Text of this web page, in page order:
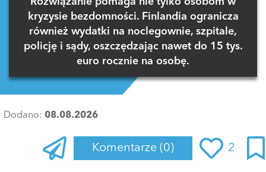
kryzysie bezdomności. Finlandia ogranicza
również wydatki na noclegownie, szpitale,
policję i sądy, oszczędzając nawet do 15 tys.
euro rocznie na osobę.
Dodano: 08.08.2026
Komentarze (0) 2